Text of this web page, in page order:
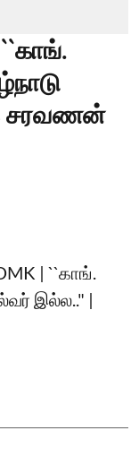
சரவணன்
| ``காங்.
இல்ல.." |